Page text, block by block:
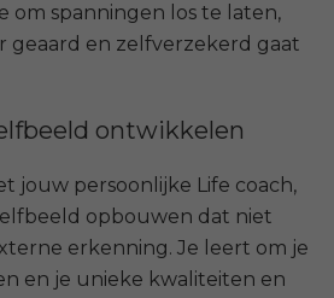
om spanningen los te laten,
geaard en zelfverzekerd gaat
ontwikkelen
jouw persoonlijke Life coach,
opbouwen dat niet
erkenning. Je leert om je
en je unieke kwaliteiten en